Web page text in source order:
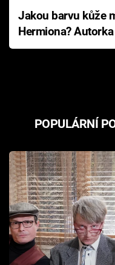
Jakou barvu kůže
Hermiona?
Pottera přišla s
POPULÁRNÍ